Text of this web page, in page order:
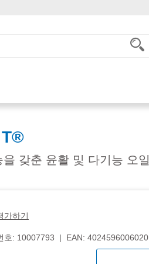
T®
을 갖춘 윤활 및 다기능 오일
가하기
호: 10007793 | EAN: 4024596006020